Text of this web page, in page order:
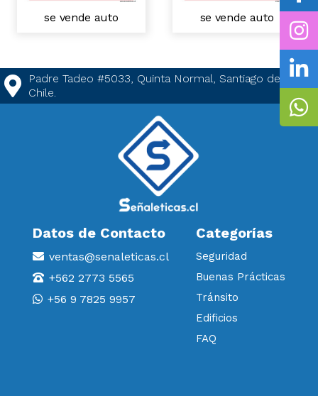
se vende auto se vende auto
Padre Tadeo #5033, Quinta Normal, Santiago de
Chile.
Datos de Contacto
ventas@senaleticas.cl
+562 2773 5565
+56 9 7825 9957
Categorías
Seguridad
Buenas Prácticas
Tránsito
Edificios
FAQ